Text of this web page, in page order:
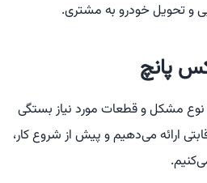
و تحویل خودرو به مشتری.
پانچ
نوع مشکل و قطعات مورد نیاز بستگی
ارائه می‌دهیم و پیش از شروع کار،